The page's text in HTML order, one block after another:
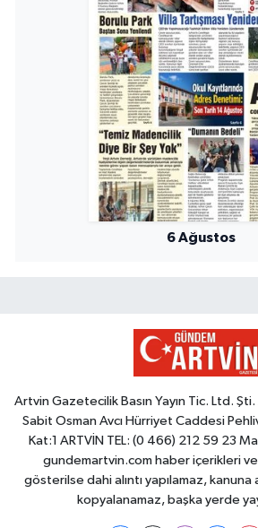
6 Ağustos
Artvin Gazetecilik Basın Yayın Tic. Ltd.
Sabit Osman Avcı Hürriyet Caddesi
Kat:1 ARTVİN TEL: (0 466) 212 59 23
gundemartvin.com haber içerikleri
gösterilse dahi alıntı yapılamaz, kanuna
kopyalanamaz, başka yerde